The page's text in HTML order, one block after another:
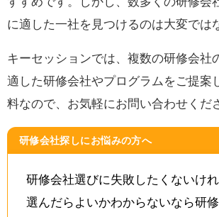
に適した一社を見つけるのは大変では
キーセッションでは、複数の研修会社
適した研修会社やプログラムをご提案
料なので、お気軽にお問い合わせくだ
研修会社探しにお悩みの方へ
研修会社選びに失敗したくないけ
選んだらよいかわからないなら研